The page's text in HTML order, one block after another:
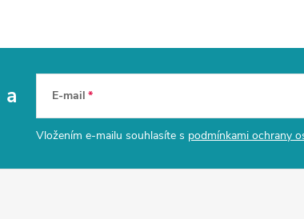
a
E-mail
Vložením e-mailu souhlasíte s podmínkami ochrany